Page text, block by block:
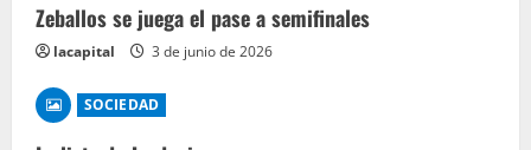
Zeballos se juega el pase a semifinales
lacapital 3 de junio de 2026
SOCIEDAD